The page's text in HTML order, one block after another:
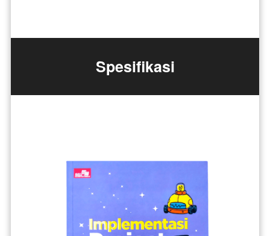
Spesifikasi